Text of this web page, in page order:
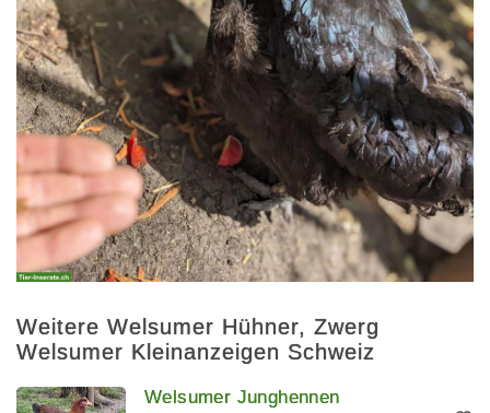
Weitere Welsumer Hühner, Zwerg
Welsumer Kleinanzeigen Schweiz
Welsumer Junghennen